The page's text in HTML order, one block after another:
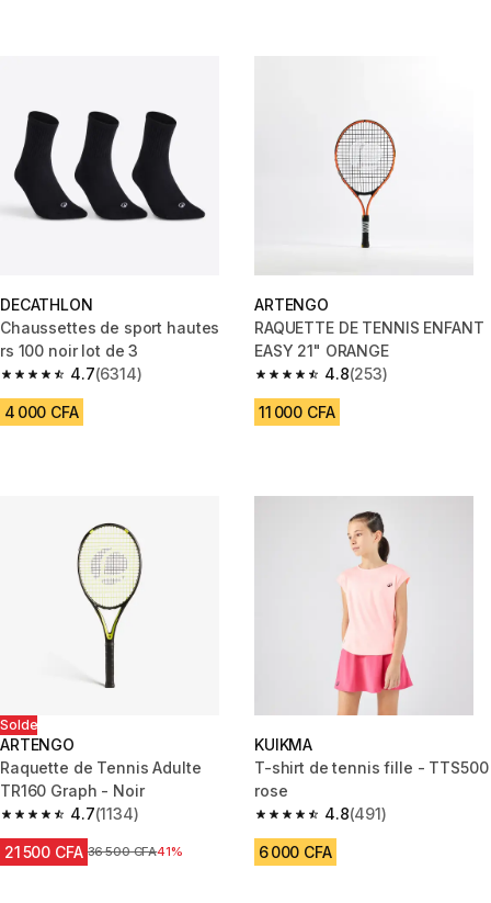
DECATHLON
Chaussettes de sport hautes
rs 100 noir lot de 3
4.7
4.7 out of 5 stars from 6314 reviews
(6314)
4 000 CFA
ARTENGO
RAQUETTE DE TENNIS ENFANT
EASY 21" ORANGE
4.8
4.8 out of 5 stars from 253
(253)
11 000 CFA
Solde
ARTENGO
Raquette de Tennis Adulte
TR160 Graph - Noir
4.7
4.7 out of 5 stars from 1134 reviews
(1134)
21 500 CFA Prix avant réduction
36 500 CFA41%
KUIKMA
T-shirt de tennis fille - TTS500
rose
4.8
4.8 out of 5 stars from 491
(491)
6 000 CFA